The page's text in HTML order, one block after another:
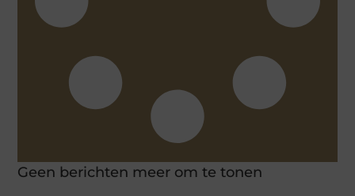
Geen berichten meer om te tonen